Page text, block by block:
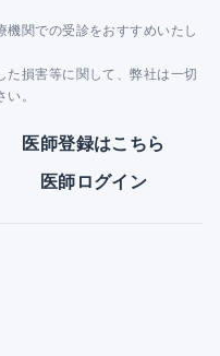
関での受診をおすすめいたし
損害等に関して、弊社は一切
。
医師登録はこちら
医師ログイン